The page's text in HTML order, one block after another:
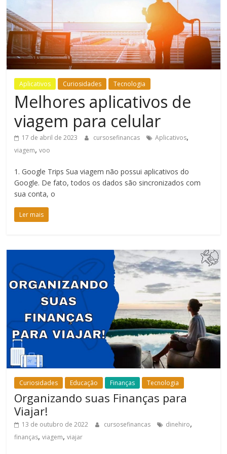
Estar
Aplicativos Curiosidades Tecnologia
Melhores aplicativos de
viagem para celular
17 de abril de 2023 cursosefinancas Aplicativos,
viagem,voo
1. Google Trips Sua viagem não possui aplicativos do
Google. De fato, todos os dados são sincronizados com
sua conta, o
Ler mais
Curiosidades Educação Finanças Tecnologia
Organizando suas Finanças para
Viajar!
13 de outubro de 2022 cursosefinancas dinehiro,
finanças,viagem,viajar